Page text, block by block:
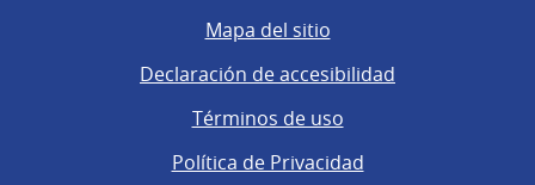
Mapa del sitio
Declaración de accesibilidad
Términos de uso
Política de Privacidad